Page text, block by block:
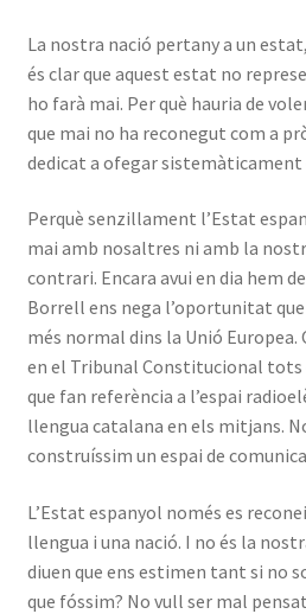
La nostra nació pertany a un
és clar que aquest estat no
ho farà mai. Per què hauria de
que mai no ha reconegut com a
dedicat a ofegar sistemàticament
Perquè senzillament l’Estat
mai amb nosaltres ni amb la
contrari. Encara avui en dia hem
Borrell ens nega l’oportunitat
més normal dins la Unió
en el Tribunal Constitucional tots
que fan referència a l’espai
llengua catalana en els mitjans.
construíssim un espai de
L’Estat espanyol només es
llengua i una nació. I no és la
diuen que ens estimen tant si no
que fóssim? No vull ser mal